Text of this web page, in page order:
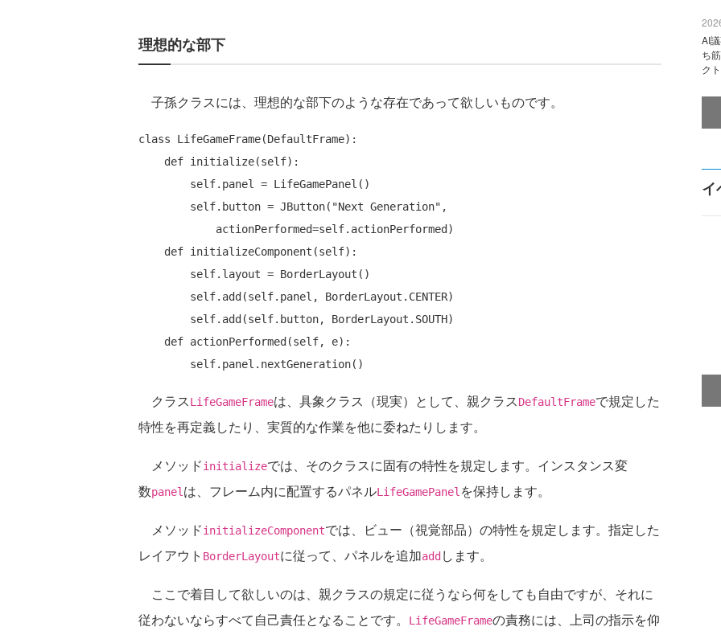
理想的な部下
子孫クラスには、理想的な部下のような存在であって欲しいものです。
class LifeGameFrame(DefaultFrame):
クラスLifeGameFrameは、具象クラス（現実）として、親クラスDefaultFrameで規定した
特性を再定義したり、実質的な作業を他に委ねたりします。
メソッドinitializeでは、そのクラスに固有の特性を規定します。インスタンス変
数panel は、フレーム内に配置するパネルLifeGamePanel を保持します。
メソッドinitializeComponentでは、ビュー（視覚部品）の特性を規定します。指定した
レイアウト BorderLayoutに従って、パネルを追加add します。
ここで着目して欲しいのは、親クラスの規定に従うなら何をしても自由ですが、それに
従わないならすべて自己責任となることです。
LifeGameFrameの責務には、上司の指示を仰
AI
ち
ク
イ